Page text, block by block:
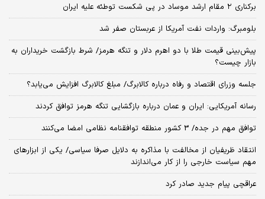
برکناری ۲ مقام‌ ارشد موساد در پی شکست توطئه علیه ایران
بلومبرگ: واردات نفت آمریکا از عربستان صفر شد
پیش‌بینی قیمت طلا با دو اهرم دلار و تنگه هرمز/ شرط بازگشت خریداران به
بازار چیست؟
جلسه وزرای اقتصاد و رفاه درباره کالابرگ/ مبلغ کالابرگ افزایش می‌یابد؟
رسانه آمریکایی: ایران و عمان درباره بازگشایی تنگه هرمز توافق کردند
توافق مهم در جده/ 3 کشور منطقه توافقنامه نظامی امضا می‌کنند
انتقاد ظریفیان از مخالفت با مذاکره به دلایل صرفا سیاسی/ یکی از ابزارهای
مهم سیاست خارجی را از کار می‌اندازند
عراقچی پیام جدید صادر کرد